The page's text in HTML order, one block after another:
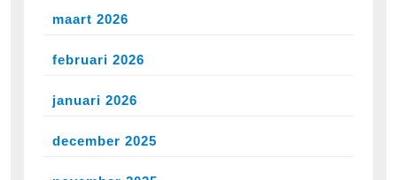
maart 2026
februari 2026
januari 2026
december 2025